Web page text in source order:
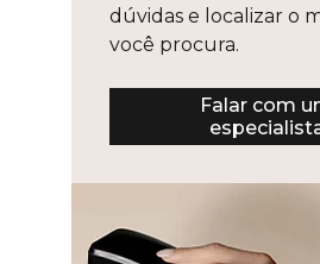
dúvidas e localizar o
você procura.
Falar com